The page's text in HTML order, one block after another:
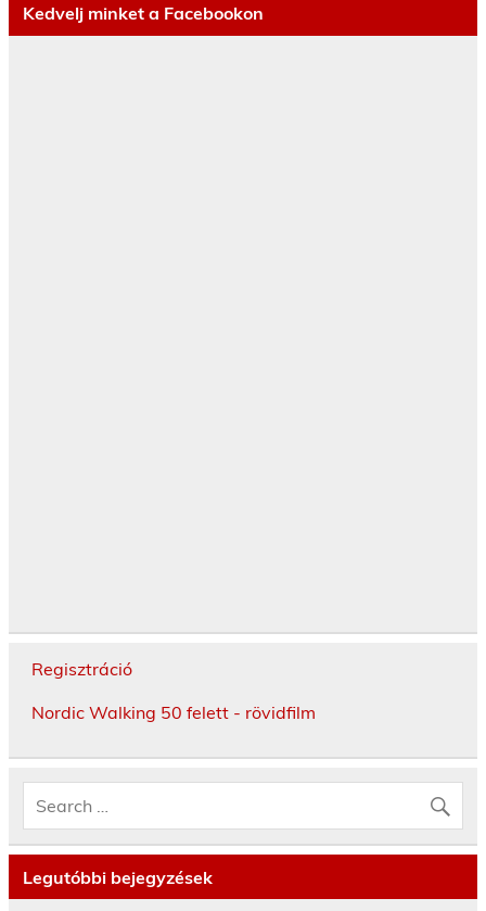
Kedvelj minket a Facebookon
Regisztráció
Nordic Walking 50 felett - rövidfilm
Legutóbbi bejegyzések